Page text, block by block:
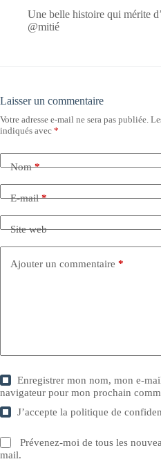
Une belle histoire qui mérite
@mitié
Laisser un commentaire
Votre adresse e-mail ne sera pas publiée.
indiqués avec *
Nom*
E-mail*
Site web
Ajouter un commentaire *
Enregistrer mon nom, mon e-
navigateur pour mon prochain
J’accepte lapolitique de
Prévenez-moi de tous les
mail.